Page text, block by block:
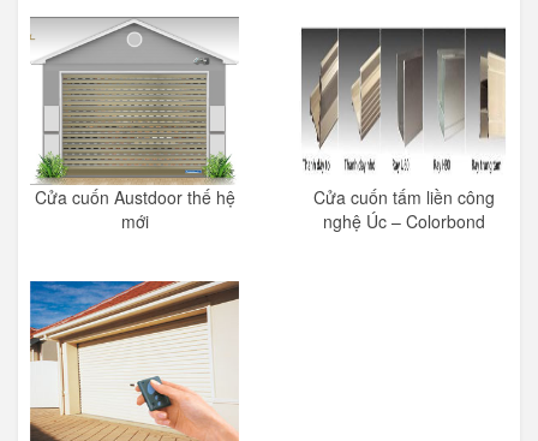
Cửa cuốn Austdoor thế hệ
mới
Cửa cuốn tấm liền công
nghệ Úc – Colorbond